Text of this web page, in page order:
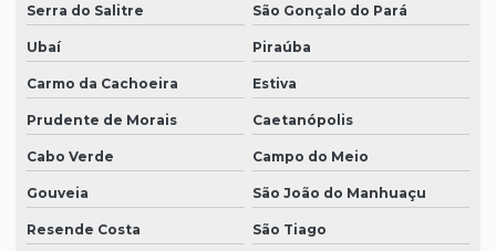
Serra do Salitre São Gonçalo do Pará
Ubaí Piraúba
Carmo da Cachoeira Estiva
Prudente de Morais Caetanópolis
Cabo Verde Campo do Meio
Gouveia São João do Manhuaçu
Resende Costa São Tiago